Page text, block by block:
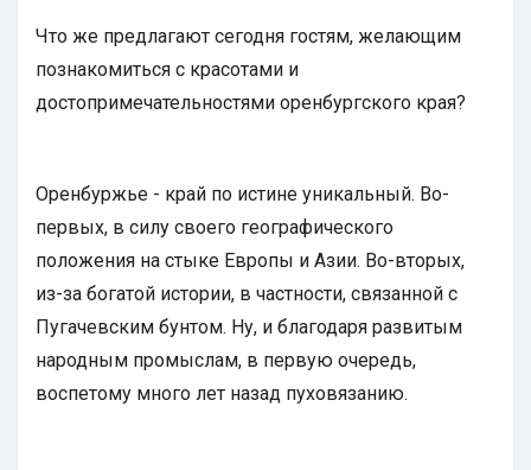
Что же предлагают сегодня гостям, желающим
познакомиться с красотами и
достопримечательностями оренбургского края?
Оренбуржье - край по истине уникальный. Во-
первых, в силу своего географического
положения на стыке Европы и Азии. Во-вторых,
из-за богатой истории, в частности, связанной с
Пугачевским бунтом. Ну, и благодаря развитым
народным промыслам, в первую очередь,
воспетому много лет назад пуховязанию.